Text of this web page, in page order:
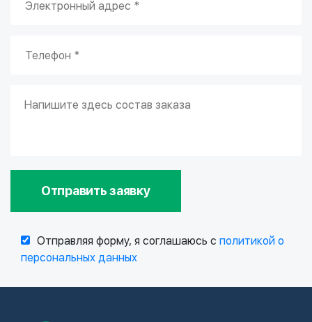
Отправить заявку
Отправляя форму, я соглашаюсь с политикой о
персональных данных